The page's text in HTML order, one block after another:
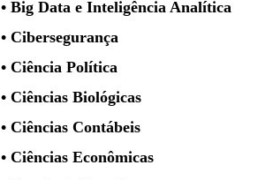
• Big Data e Inteligência Analítica
• Cibersegurança
• Ciência Política
• Ciências Biológicas
• Ciências Contábeis
• Ciências Econômicas